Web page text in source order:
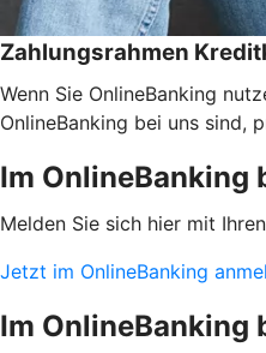
Zahlungsrahmen
Wenn Sie OnlineBanking
OnlineBanking bei uns sind,
Im OnlineBanking
Melden Sie sich hier mit
Jetzt im OnlineBanking
Im OnlineBanking